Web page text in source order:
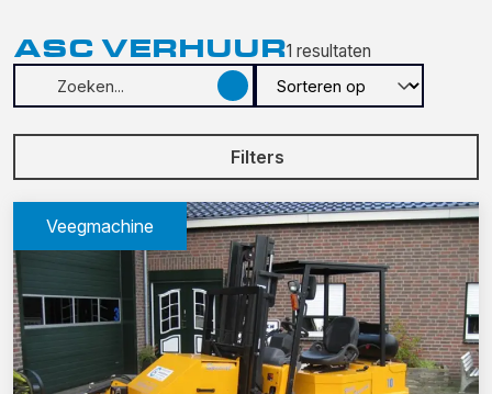
ASC VERHUUR1 resultaten
Filters
Veegmachine